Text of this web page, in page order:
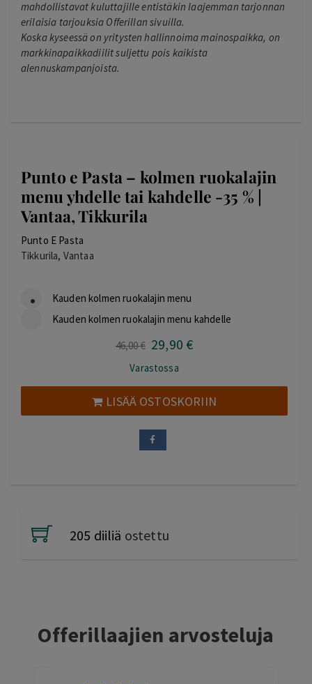
mahdollistavat kuluttajille entistäkin laajemman tarjonnan
erilaisia tarjouksia Offerillan sivuilla.
Koska kyseessä on yritysten hallinnoima mainospaikka, on
markkinapaikkadiilit suljettu pois kaikista
alennuskampanjoista.
Punto e Pasta – kolmen ruokalajin
menu yhdelle tai kahdelle -35 % |
Vantaa, Tikkurila
Punto E Pasta
Tikkurila, Vantaa
Kauden kolmen ruokalajin menu
Kauden kolmen ruokalajin menu kahdelle
46,00€ Alkuperäinen
oli:
46,00 €.
29,90 €Nykyinen
29,90 €.
Varastossa
LISÄÄ OSTOSKORIIN
205 diiliä ostettu
Offerillaajien arvosteluja